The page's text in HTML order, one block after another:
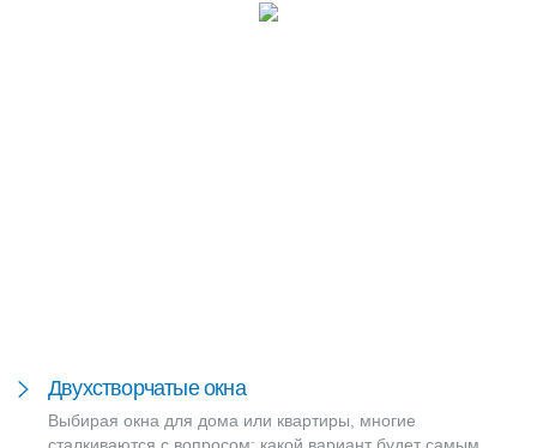
Двухстворчатые окна
Выбирая окна для дома или квартиры, многие